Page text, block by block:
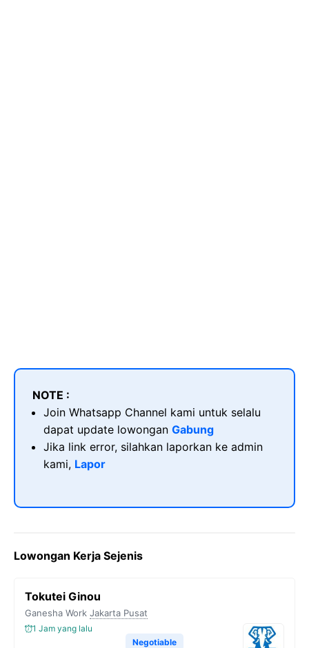
NOTE :
Join Whatsapp Channel kami untuk selalu
dapat update lowongan Gabung
Jika link error, silahkan laporkan ke admin
kami, Lapor
Lowongan Kerja Sejenis
Tokutei Ginou
Ganesha Work Jakarta Pusat
1 Jam yang lalu
Negotiable